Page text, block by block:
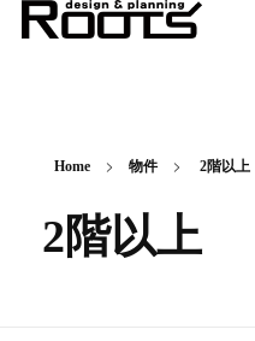
Home 物件 2階以上
2階以上